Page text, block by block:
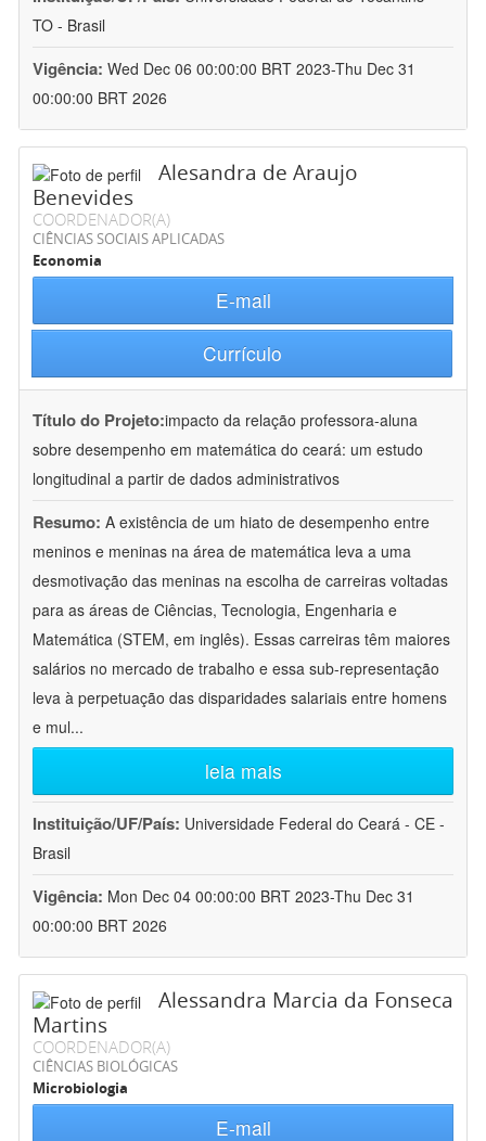
TO - Brasil
Vigência: Wed Dec 06 00:00:00 BRT 2023-Thu Dec 31
00:00:00 BRT 2026
Alesandra de Araujo
Benevides
COORDENADOR(A)
CIÊNCIAS SOCIAIS APLICADAS
Economia
E-mail
Currículo
Título do Projeto:impacto da relação professora-aluna
sobre desempenho em matemática do ceará: um estudo
longitudinal a partir de dados administrativos
Resumo: A existência de um hiato de desempenho entre
meninos e meninas na área de matemática leva a uma
desmotivação das meninas na escolha de carreiras voltadas
para as áreas de Ciências, Tecnologia, Engenharia e
Matemática (STEM, em inglês). Essas carreiras têm maiores
salários no mercado de trabalho e essa sub-representação
leva à perpetuação das disparidades salariais entre homens
e mul...
leia mais
Instituição/UF/País: Universidade Federal do Ceará - CE -
Brasil
Vigência: Mon Dec 04 00:00:00 BRT 2023-Thu Dec 31
00:00:00 BRT 2026
Alessandra Marcia da Fonseca
Martins
COORDENADOR(A)
CIÊNCIAS BIOLÓGICAS
Microbiologia
E-mail